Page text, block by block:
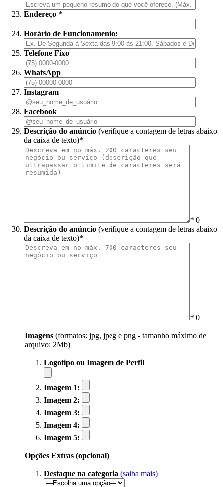
Endereço *
Horário de Funcionamento:
Telefone Fixo
WhatsApp
Instagram
Facebook
Descrição do anúncio (verifique a contagem de letras abaixo
da caixa de texto)*
* 0
Descrição do anúncio (verifique a contagem de letras abaixo
da caixa de texto)*
* 0
Imagens (formatos: jpg, jpeg e png - tamanho máximo de
arquivo: 2Mb)
Logotipo ou Imagem de Perfil
Imagem 1:
Imagem 2:
Imagem 3:
Imagem 4:
Imagem 5:
Opções Extras (opcional)
Destaque na categoria (saiba mais)